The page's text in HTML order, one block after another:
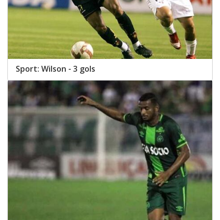
Sport: Wilson - 3 gols